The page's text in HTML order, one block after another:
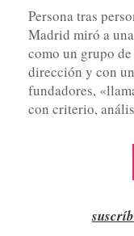
Persona tras
Madrid miró a
como un grupo
dirección y con
fundadores,
con criterio,